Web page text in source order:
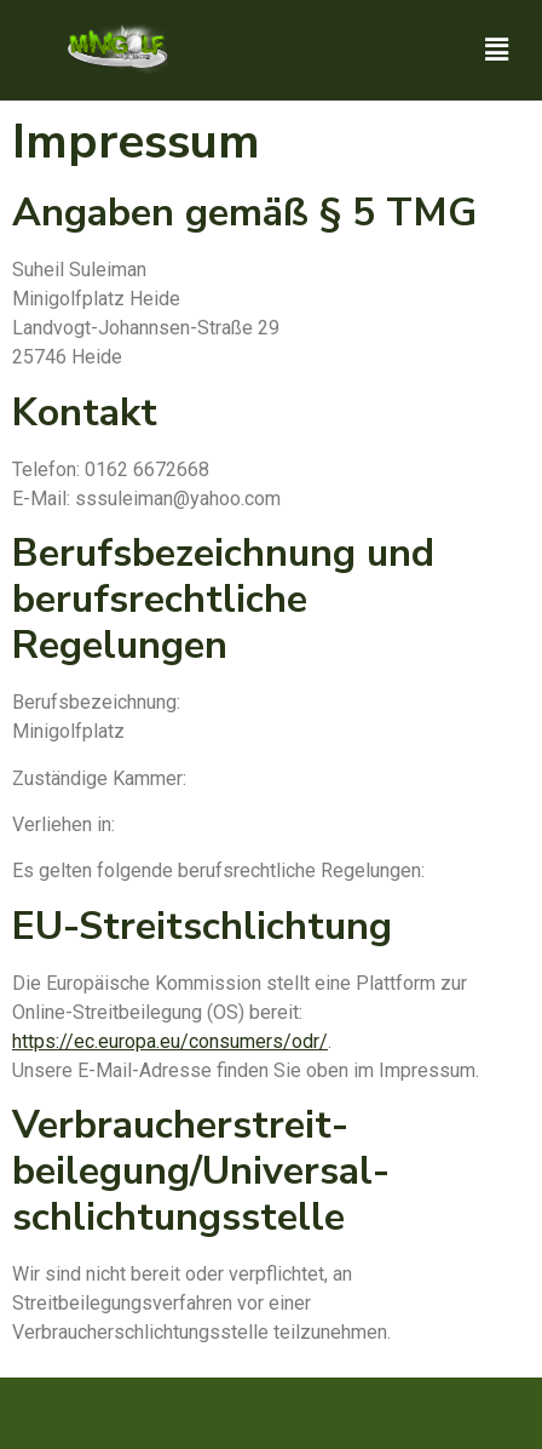
Impressum
Impressum
Angaben gemäß § 5 TMG
Suheil Suleiman
Minigolfplatz Heide
Landvogt-Johannsen-Straße 29
25746 Heide
Kontakt
Telefon: 0162 6672668
E-Mail: sssuleiman@yahoo.com
Berufsbezeichnung und
berufsrechtliche
Regelungen
Berufsbezeichnung:
Minigolfplatz
Zuständige Kammer:
Verliehen in:
Es gelten folgende berufsrechtliche Regelungen:
EU-Streitschlichtung
Die Europäische Kommission stellt eine Plattform zur
Online-Streitbeilegung (OS) bereit:
https://ec.europa.eu/consumers/odr/.
Unsere E-Mail-Adresse finden Sie oben im Impressum.
Verbraucher­streit­
beilegung/Universal­
schlichtungs­stelle
Wir sind nicht bereit oder verpflichtet, an
Streitbeilegungsverfahren vor einer
Verbraucherschlichtungsstelle teilzunehmen.